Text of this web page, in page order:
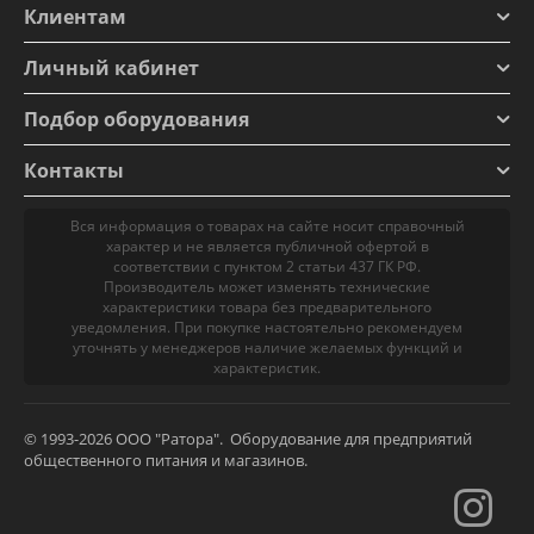
Клиентам
Личный кабинет
Подбор оборудования
Контакты
Вся информация о товарах на сайте носит справочный
характер и не является публичной офертой в
соответствии с пунктом 2 статьи 437 ГК РФ.
Производитель может изменять технические
характеристики товара без предварительного
уведомления. При покупке настоятельно рекомендуем
уточнять у менеджеров наличие желаемых функций и
характеристик.
© 1993-2026 ООО "Ратора". Оборудование для предприятий
общественного питания и магазинов.